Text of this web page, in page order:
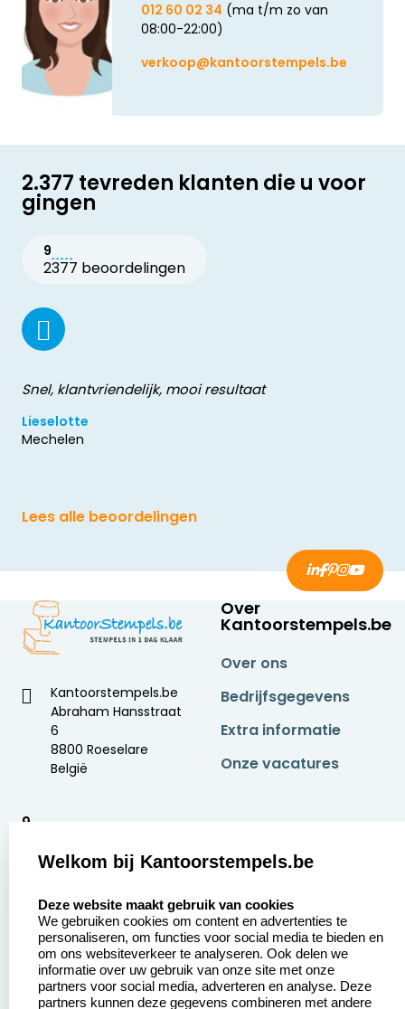
012 60 02 34 (ma t/m zo van
08:00-22:00)
verkoop@kantoorstempels.be
2.377 tevreden klanten die u voor
gingen
9
2377 beoordelingen
Snel, klantvriendelijk, mooi resultaat
Lieselotte
Mechelen
Lees alle beoordelingen
Kantoorstempels.be
Abraham Hansstraat
6
8800 Roeselare
België
9
Over
Kantoorstempels.be
Over ons
Bedrijfsgegevens
Extra informatie
Onze vacatures
Aanvraag op maat
Betaling &
Verzending
Contact opnemen
Veel gestelde vragen
Retourneren
Welkom bij Kantoorstempels.be
Deze website maakt gebruik van cookies
We gebruiken cookies om content en advertenties te
personaliseren, om functies voor social media te bieden en
om ons websiteverkeer te analyseren. Ook delen we
informatie over uw gebruik van onze site met onze
partners voor social media, adverteren en analyse. Deze
partners kunnen deze gegevens combineren met andere